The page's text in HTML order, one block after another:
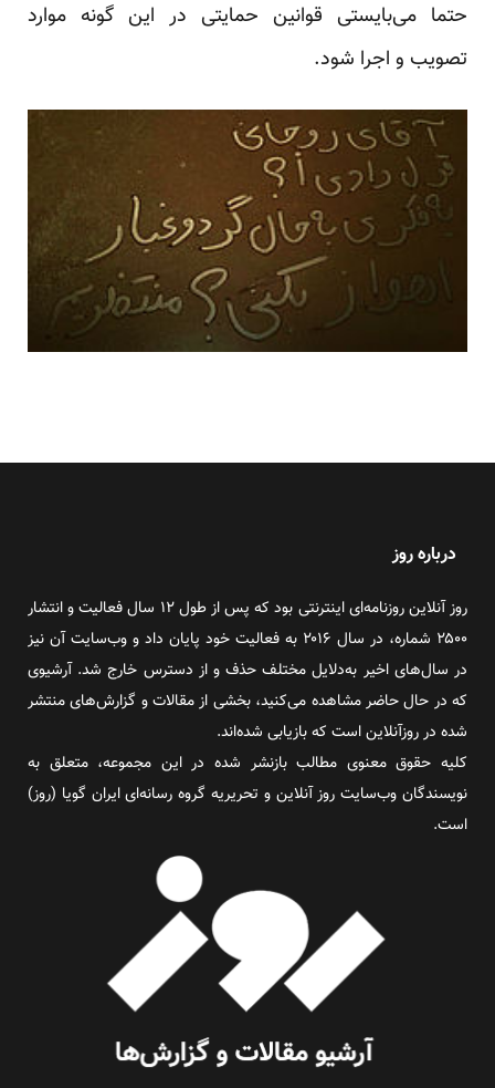
حتما می‌بایستی قوانین حمایتی در این گونه موارد
تصویب و اجرا شود.
درباره روز
روز آنلاین روزنامه‌ای اینترنتی بود که پس از طول ۱۲ سال فعالیت و انتشار
۲۵۰۰ شماره، در سال ۲۰۱۶ به فعالیت خود پایان داد و وب‌سایت آن نیز
در سال‌های اخیر به‌دلایل مختلف حذف و از دسترس خارج شد. آرشیوی
که در حال حاضر مشاهده می‌کنید، بخشی از مقالات و گزارش‌های منتشر
شده در روزآنلاین است که بازیابی شده‌اند.
کلیه حقوق معنوی مطالب بازنشر شده در این مجموعه، متعلق به
نویسندگان وب‌سایت روز آنلاین و تحریریه گروه رسانه‌ای ایران گویا (روز)
است.